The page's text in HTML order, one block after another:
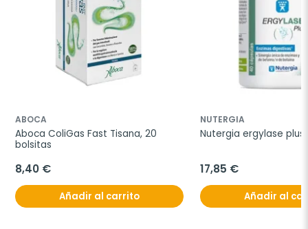
ABOCA
Aboca ColiGas Fast Tisana, 20
bolsitas
8,40 €
Añadir al carrito
NUTERGIA
Nutergia ergylase
17,85 €
Añadir al